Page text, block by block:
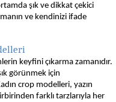
şık ve dikkat çekici
ve kendinizi ifade
keyfini çıkarma zamanıdır.
görünmek için
crop modelleri, yazın
farklı tarzlarıyla her